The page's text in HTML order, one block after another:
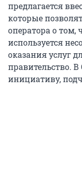
предлагается
которые
оператора о
используется
оказания услуг
правительство.
инициативу,